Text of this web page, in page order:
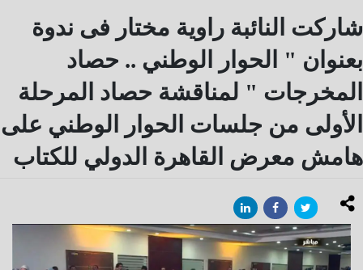
شاركت النائبة راوية مختار فى ندوة
بعنوان " الحوار الوطني .. حصاد
المخرجات " لمناقشة حصاد المرحلة
الأولى من جلسات الحوار الوطني على
هامش معرض القاهرة الدولي للكتاب